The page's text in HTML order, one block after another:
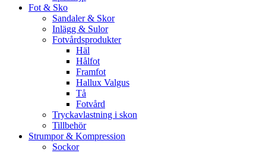
Fot & Sko
Sandaler & Skor
Inlägg & Sulor
Fotvårdsprodukter
Häl
Hålfot
Framfot
Hallux Valgus
Tå
Fotvård
Tryckavlastning i skon
Tillbehör
Strumpor & Kompression
Sockor